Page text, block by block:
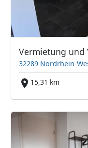
Vermietung und
32289 Nordrhein-
15,31 km